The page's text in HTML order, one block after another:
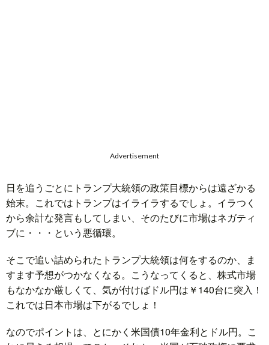
Advertisement
日を追うごとにトランプ大統領の政策目標からは遠ざかる
始末。これではトランプはイライラするでしょ。イラつく
から余計な発言もしてしまい、そのたびに市場はネガティ
ブに・・・という悪循環。
そこで追い詰められたトランプ大統領は何をするのか、ま
すます予想がつかなくなる。こうなってくると、株式市場
もなかなか厳しくて、気が付けばドル円は￥140台に突入！
これでは日本市場は下がるでしょ！
なのでポイントは、とにかく米国債10年金利とドル円。こ